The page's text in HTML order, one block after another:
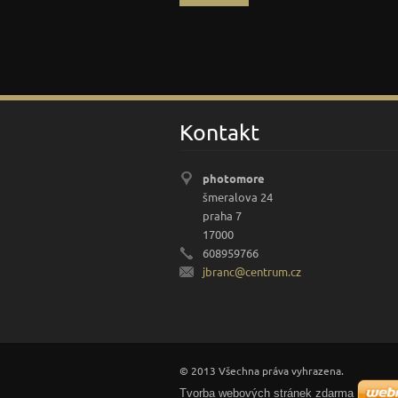
Kontakt
photomore
šmeralova 24
praha 7
17000
608959766
jbranc@centrum.cz
© 2013 Všechna práva vyhrazena.
Tvorba webových stránek zdarma